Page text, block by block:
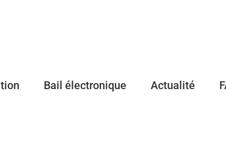
Bail électronique Actualité